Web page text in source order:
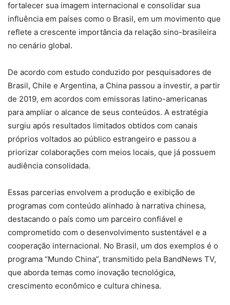
fortalecer sua imagem internacional e consolidar sua
influência em países como o Brasil, em um movimento que
reflete a crescente importância da relação sino-brasileira
no cenário global.
De acordo com estudo conduzido por pesquisadores de
Brasil, Chile e Argentina, a China passou a investir, a partir
de 2019, em acordos com emissoras latino-americanas
para ampliar o alcance de seus conteúdos. A estratégia
surgiu após resultados limitados obtidos com canais
próprios voltados ao público estrangeiro e passou a
priorizar colaborações com meios locais, que já possuem
audiência consolidada.
Essas parcerias envolvem a produção e exibição de
programas com conteúdo alinhado à narrativa chinesa,
destacando o país como um parceiro confiável e
comprometido com o desenvolvimento sustentável e a
cooperação internacional. No Brasil, um dos exemplos é o
programa “Mundo China”, transmitido pela BandNews TV,
que aborda temas como inovação tecnológica,
crescimento econômico e cultura chinesa.